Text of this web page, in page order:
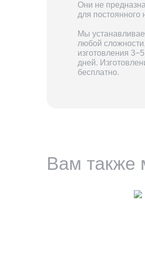
Они не
для постоянного
Мы
любой
изготовления
дней.
бесплатно.
Вам также